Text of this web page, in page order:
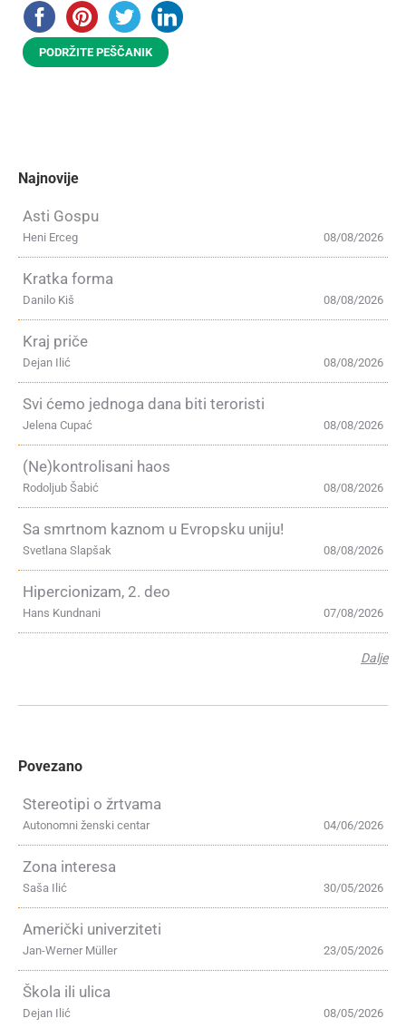
PODRŽITE PEŠČANIK
Najnovije
Asti Gospu
08/08/2026
Heni Erceg
Kratka forma
08/08/2026
Danilo Kiš
Kraj priče
08/08/2026
Dejan Ilić
Svi ćemo jednoga dana biti teroristi
08/08/2026
Jelena Cupać
(Ne)kontrolisani haos
08/08/2026
Rodoljub Šabić
Sa smrtnom kaznom u Evropsku uniju!
08/08/2026
Svetlana Slapšak
Hipercionizam, 2. deo
07/08/2026
Hans Kundnani
Dalje
Povezano
Stereotipi o žrtvama
04/06/2026
Autonomni ženski centar
Zona interesa
30/05/2026
Saša Ilić
Američki univerziteti
23/05/2026
Jan-Werner Müller
Škola ili ulica
08/05/2026
Dejan Ilić